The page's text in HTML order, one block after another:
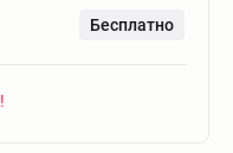
Бесплатно